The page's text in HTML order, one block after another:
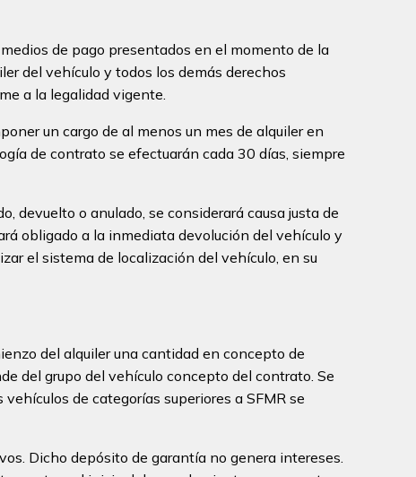
de pago presentados en el momento de la
del vehículo y todos los demás derechos
a la legalidad vigente.
un cargo de al menos un mes de alquiler en
de contrato se efectuarán cada 30 días, siempre
devuelto o anulado, se considerará causa justa de
obligado a la inmediata devolución del vehículo y
el sistema de localización del vehículo, en su
del alquiler una cantidad en concepto de
del grupo del vehículo concepto del contrato. Se
de categorías superiores a SFMR se
Dicho depósito de garantía no genera intereses.